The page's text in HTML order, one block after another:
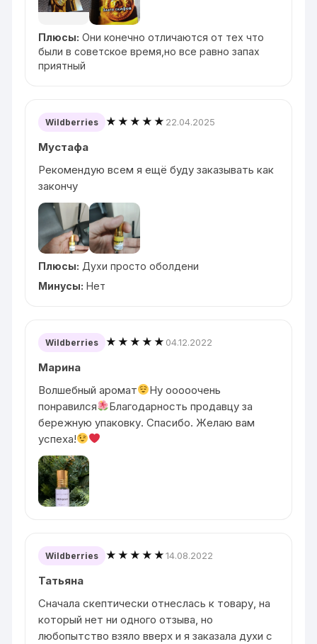
Плюсы: Они конечно отличаются от тех что
были в советское время,но все равно запах
приятный
Wildberries ★★★★★ 22.04.2025
Мустафа
Рекомендую всем я ещё буду заказывать как
закончу
Плюсы: Духи просто оболдени
Минусы: Нет
Wildberries ★★★★★ 04.12.2022
Марина
Волшебный аромат
Ну ооооочень
понравился
Благодарность продавцу за
бережную упаковку. Спасибо. Желаю вам
успеха!
Wildberries ★★★★★14.08.2022
Татьяна
Сначала скептически отнеслась к товару, на
который нет ни одного отзыва, но
любопытство взяло вверх и я заказала духи с